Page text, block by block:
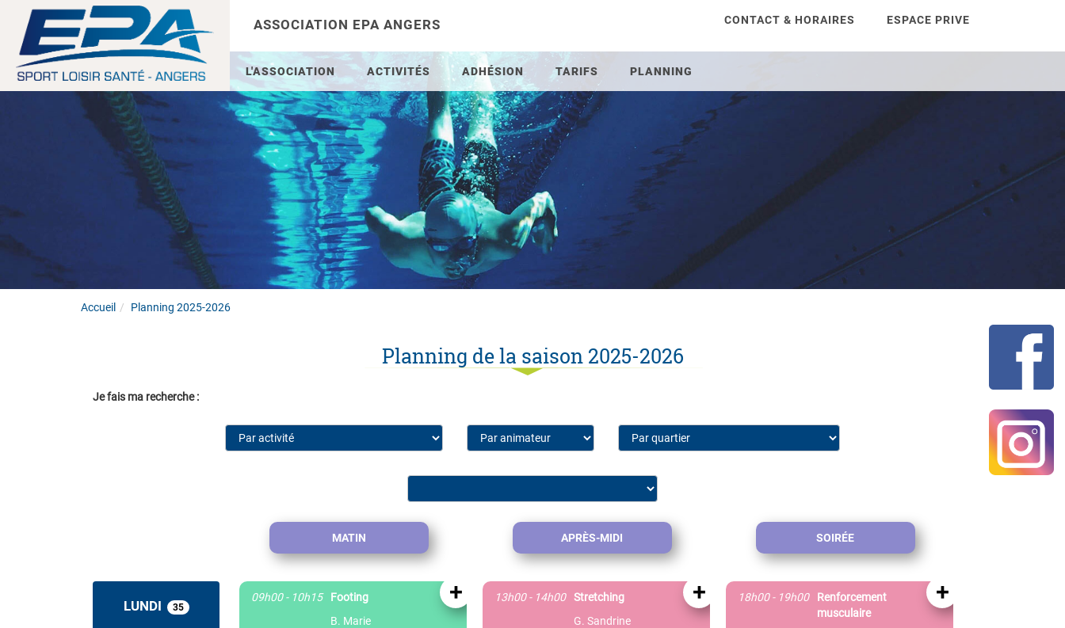
ASSOCIATION EPA ANGERS ESPACE PRIVE
CONTACT & HORAIRES
L'ASSOCIATION ACTIVITÉS ADHÉSION TARIFS PLANNING
Accueil Planning 2025-2026
Planning de la saison 2025-2026
Je fais ma recherche :
LUNDI 35
MATIN
09h00 - 10h15
Footing
B. Marie
+
APRÈS-MIDI
13h00 - 14h00
Stretching
G. Sandrine
+
SOIRÉE
18h00 - 19h00
Renforcement
musculaire
+